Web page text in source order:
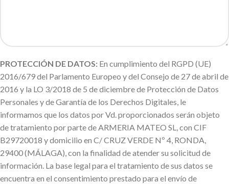
PROTECCIÓN DE DATOS: En cumplimiento del RGPD (UE)
2016/679 del Parlamento Europeo y del Consejo de 27 de abril de
2016 y la LO 3/2018 de 5 de diciembre de Protección de Datos
Personales y de Garantía de los Derechos Digitales, le
informamos que los datos por Vd. proporcionados serán objeto
de tratamiento por parte de ARMERIA MATEO SL, con CIF
B29720018 y domicilio en C/ CRUZ VERDE Nº 4, RONDA,
29400 (MÁLAGA), con la finalidad de atender su solicitud de
información. La base legal para el tratamiento de sus datos se
encuentra en el consentimiento prestado para el envío de